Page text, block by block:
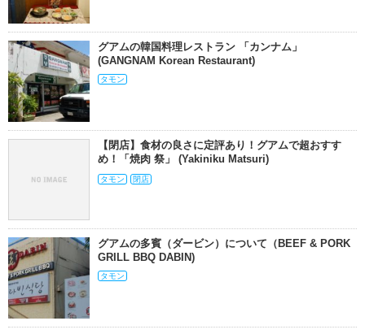
グアムの韓国料理レストラン 「カンナム」
(GANGNAM Korean Restaurant)
タモン
【閉店】食材の良さに定評あり！グアムで超おすす
め！「焼肉 祭」 (Yakiniku Matsuri)
タモン 閉店
グアムの多賓（ダービン）について（BEEF & PORK
GRILL BBQ DABIN)
タモン